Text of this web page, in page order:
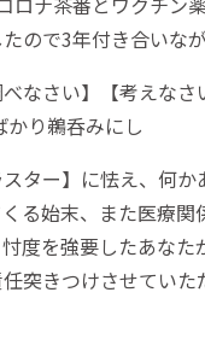
ので3年付き合いな
なさい】【考えなさ
かり鵜呑みにし
ター】に怯え、何
る始末、また医療関
度を強要したあな
突きつけさせていた